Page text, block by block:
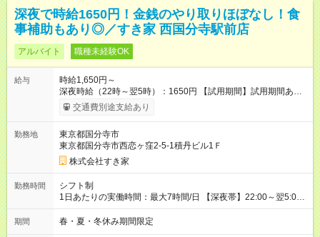
深夜で時給1650円！金銭のやり取りほぼなし！食
事補助もあり◎／すき家 西国分寺駅前店
アルバイト 職種未経験OK
給与
時給1,650円～
深夜時給（22時～翌5時）：1650円 【試用期間】試用期間あり
試用期間の長さ：1ヶ月 雇用形態、給与は本採用時と同じです。
試用期間の実態は30日（※条件変更なし）ですが、切り上げで
同時給）
交通費別途支給あり
勤務地
東京都国分寺市
東京都国分寺市西恋ヶ窪2-5-1積丹ビル1Ｆ
株式会社すき家
勤務時間
シフト制
1日あたりの実働時間：最大7時間/日 【深夜帯】22:00～翌5:00
週2日～・1日2h～OK◎ ※22:00から翌5:00までは18歳以上の方
のみ勤務可能です（18歳未満の深夜業務禁止のため） ★深夜で
期間 春・夏・冬休み期間限定